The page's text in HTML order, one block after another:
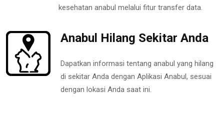
kesehatan anabul melalui fitur transfer data.
Anabul Hilang Sekitar Anda
Dapatkan informasi tentang anabul yang hilang
di sekitar Anda dengan Aplikasi Anabul, sesuai
dengan lokasi Anda saat ini.